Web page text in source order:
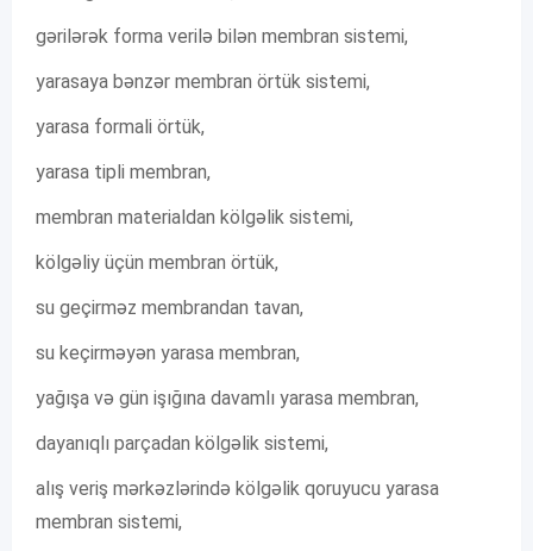
gərilərək forma verilə bilən membran sistemi,
yarasaya bənzər membran örtük sistemi,
yarasa formali örtük,
yarasa tipli membran,
membran materialdan kölgəlik sistemi,
kölgəliy üçün membran örtük,
su geçirməz membrandan tavan,
su keçirməyən yarasa membran,
yağışa və gün işığına davamlı yarasa membran,
dayanıqlı parçadan kölgəlik sistemi,
alış veriş mərkəzlərində kölgəlik qoruyucu yarasa
membran sistemi,